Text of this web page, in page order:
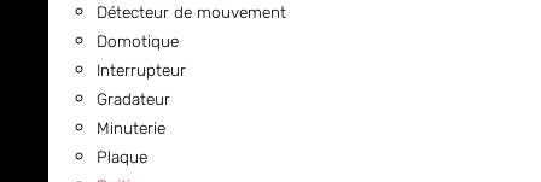
Détecteur de mouvement
Domotique
Interrupteur
Gradateur
Minuterie
Plaque